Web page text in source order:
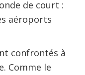
de court :
aéroports
confrontés à
Comme le